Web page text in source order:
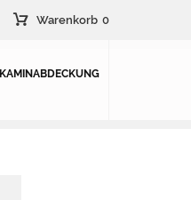
Warenkorb 0
KAMINABDECKUNG